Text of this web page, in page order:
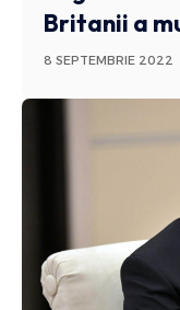
Britanii a
8 SEPTEMBRIE 2022